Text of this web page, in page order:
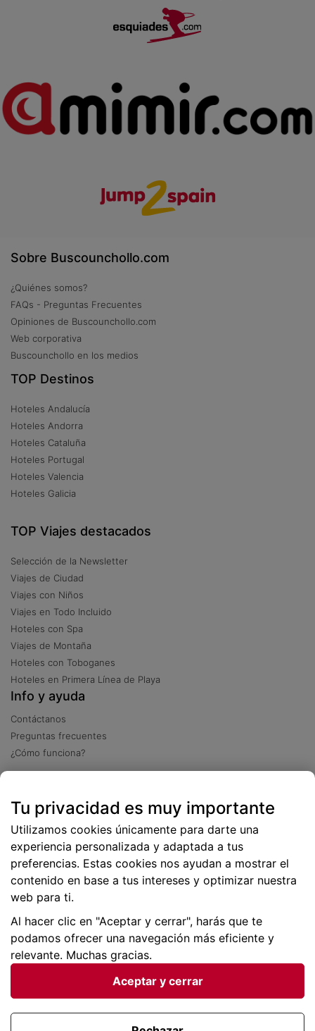
Sobre Buscounchollo.com
¿Quiénes somos?
FAQs - Preguntas Frecuentes
Opiniones de Buscounchollo.com
Web corporativa
Buscounchollo en los medios
TOP Destinos
Hoteles Andalucía
Hoteles Andorra
Hoteles Cataluña
Hoteles Portugal
Hoteles Valencia
Hoteles Galicia
TOP Viajes destacados
Selección de la Newsletter
Viajes de Ciudad
Viajes con Niños
Viajes en Todo Incluido
Hoteles con Spa
Viajes de Montaña
Hoteles con Toboganes
Hoteles en Primera Línea de Playa
Info y ayuda
Contáctanos
Preguntas frecuentes
¿Cómo funciona?
Más de 2 millones de descargas
Condiciones generales |Privacidad de datos | Política
Tu privacidad es muy importante
Utilizamos cookies únicamente para darte una
experiencia personalizada y adaptada a tus
preferencias. Estas cookies nos ayudan a mostrar el
contenido en base a tus intereses y optimizar nuestra
web para ti.
Al hacer clic en "Aceptar y cerrar", harás que te
podamos ofrecer una navegación más eficiente y
relevante. Muchas gracias.
Aceptar y cerrar